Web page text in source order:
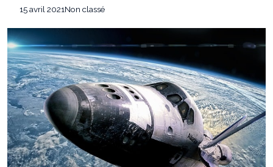
21 juillet 2026 Comment transformer son intérieur avec
6 août 2026
conflits au travail affectent-ils les salariés ?
15 avril 2021Non classé